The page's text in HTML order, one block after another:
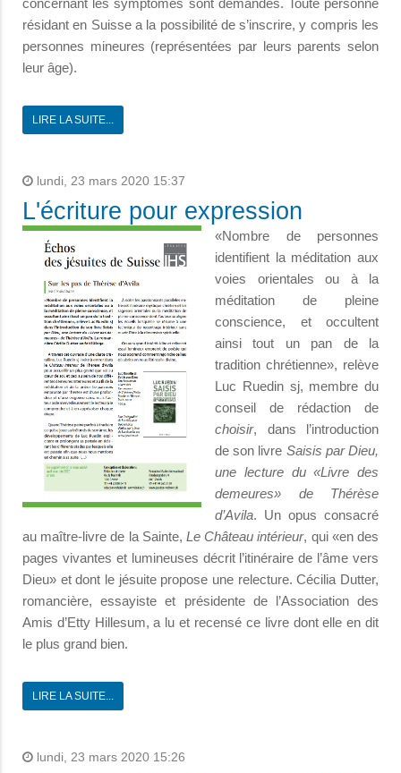
concernant les symptômes sont demandés. Toute personne
résidant en Suisse a la possibilité de s’inscrire, y compris les
personnes mineures (représentées par leurs parents selon
leur âge).
LIRE LA SUITE...
lundi, 23 mars 2020 15:37
L'écriture pour expression
«Nombre de personnes
identifient la méditation aux
voies orientales ou à la
méditation de pleine
conscience, et occultent
ainsi tout un pan de la
tradition chrétienne», relève
Luc Ruedin sj, membre du
conseil de rédaction de
choisir, dans l’introduction
de son livre Saisis par Dieu,
une lecture du «Livre des
demeures» de Thérèse
d’Avila. Un opus consacré
au maître-livre de la Sainte, Le Château intérieur, qui «en des
pages vivantes et lumineuses décrit l’itinéraire de l’âme vers
Dieu» et dont le jésuite propose une relecture. Cécilia Dutter,
romancière, essayiste et présidente de l’Association des
Amis d’Etty Hillesum, a lu et recensé ce livre dont elle en dit
le plus grand bien.
LIRE LA SUITE...
lundi, 23 mars 2020 15:26